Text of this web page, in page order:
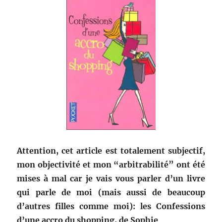
Attention, cet article est totalement subjectif,
mon objectivité et mon “arbitrabilité” ont été
mises à mal car je vais vous parler d’un livre
qui parle de moi (mais aussi de beaucoup
d’autres filles comme moi): les Confessions